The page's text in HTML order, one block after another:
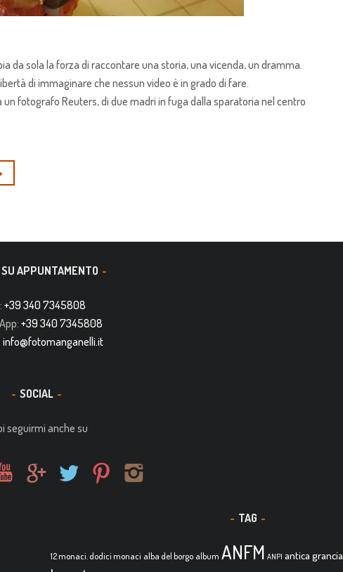
da sola la forza di raccontare una storia, una vicenda, un dramma.
di immaginare che nessun video è in grado di fare.
fotografo Reuters, di due madri in fuga dalla sparatoria nel centro
SU APPUNTAMENTO
+39 340 7345808
+39 340 7345808
info@fotomanganelli.it
SOCIAL
seguirmi anche su
TAG
12 monaci. dodici monaci alba del borgo album ANFM ANPI antica grancia